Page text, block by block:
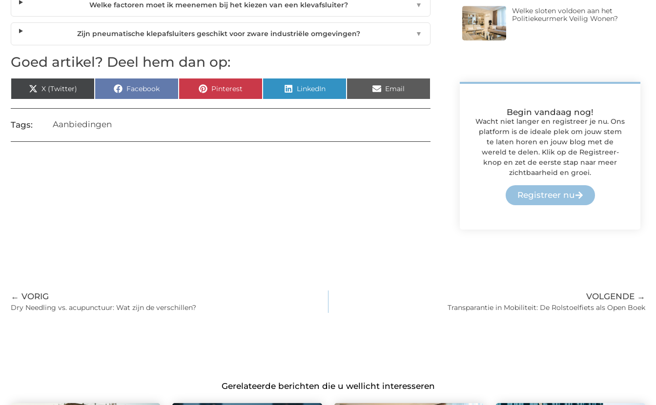
Welke factoren moet ik meenemen bij het kiezen van een klevafsluiter? ▼
Zijn pneumatische klepafsluiters geschikt voor zware industriële omgevingen? ▼
Goed artikel? Deel hem dan op:
X (Twitter) Facebook Pinterest LinkedIn Email
Tags: Aanbiedingen
Welke sloten voldoen aan het
Politiekeurmerk Veilig Wonen?
Begin vandaag nog!
Wacht niet langer en registreer je nu. Ons
platform is de ideale plek om jouw stem
te laten horen en jouw blog met de
wereld te delen. Klik op de Registreer-
knop en zet de eerste stap naar meer
zichtbaarheid en groei.
Registreer nu
← VORIG
Dry Needling vs. acupunctuur: Wat zijn de verschillen?
VOLGENDE →
Transparantie in Mobiliteit: De Rolstoelfiets als Open Boek
Gerelateerde berichten die u wellicht interesseren